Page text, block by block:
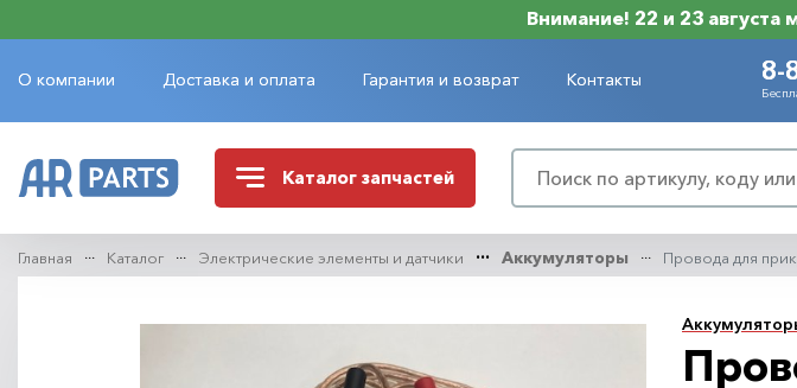
Внимание! 22 и 23 августа
О компании Доставка и оплата Гарантия и возврат Контакты 8-
Каталог запчастей
Главная Каталог Электрические элементы и датчики Аккумуляторы Провода для